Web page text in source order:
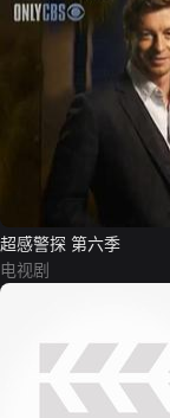
超感警探 第六季
电视剧